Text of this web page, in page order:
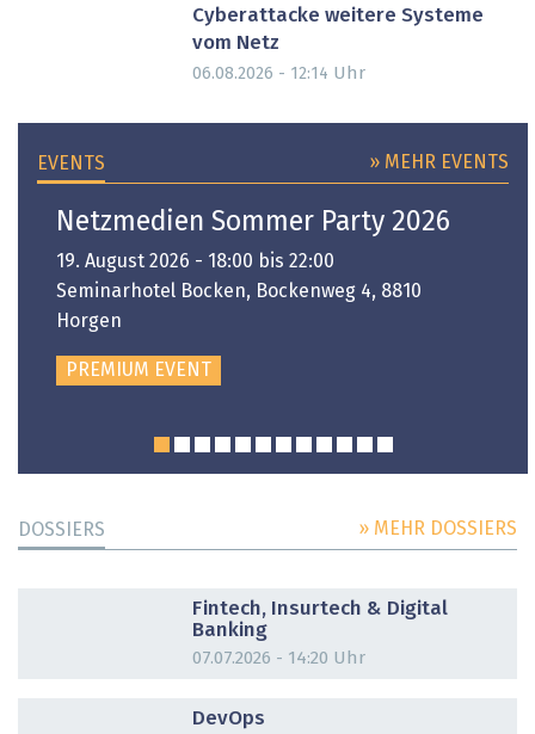
Cyberattacke weitere Systeme
vom Netz
06.08.2026 - 12:14 Uhr
EVENTS » MEHR EVENTS
Netzmedien Sommer Party 2026
19. August 2026 - 18:00 bis 22:00
Seminarhotel Bocken, Bockenweg 4, 8810
Horgen
PREMIUM EVENT
DOSSIERS » MEHR DOSSIERS
Fintech, Insurtech & Digital
Banking
07.07.2026 - 14:20 Uhr
DevOps